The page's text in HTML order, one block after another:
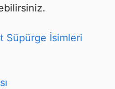
Süpürge İsimleri